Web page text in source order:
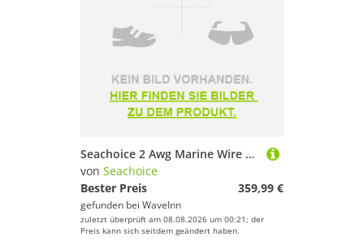
Seachoice 2 Awg Marine Wire Rot 15.2 m
von Seachoice
Bester Preis
359,99 €
gefunden bei WaveInn
zuletzt überprüft am 08.08.2026 um 00:21; der
Preis kann sich seitdem geändert haben.